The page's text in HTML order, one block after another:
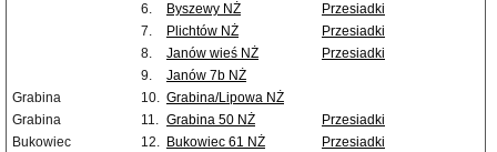
6.
Byszewy NŻ
Przesiadki
7.
Plichtów NŻ
Przesiadki
8.
Janów wieś NŻ
Przesiadki
9.
Janów 7b NŻ
Grabina
10. Grabina/Lipowa NŻ
Grabina
11. Grabina 50 NŻ
Przesiadki
Bukowiec
12. Bukowiec 61 NŻ
Przesiadki